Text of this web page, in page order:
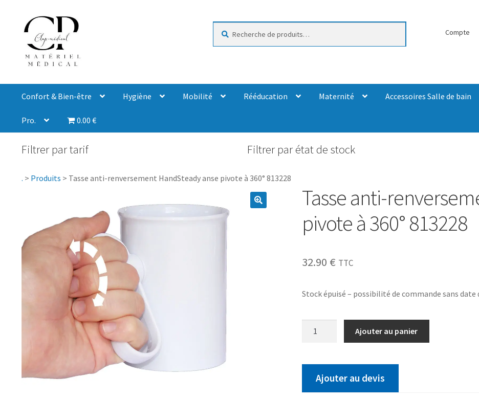
Compte
Confort & Bien-être Hygiène Mobilité Rééducation Maternité Accessoires Salle de bain
Pro. 0.00 €
Filtrer par tarif Filtrer par état de stock
. > Produits > Tasse anti-renversement HandSteady anse pivote à 360° 813228
Tasse anti-
pivote à 360° 813228
32.90 € TTC
Stock épuisé – possibilité de commande sans
Ajouter au panier
Ajouter au devis